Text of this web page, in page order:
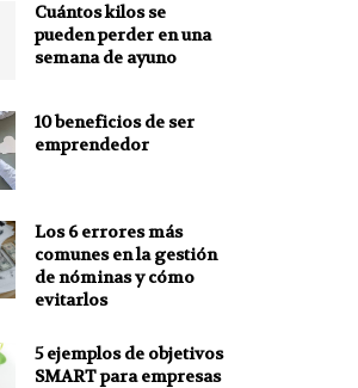
Cuántos kilos se
pueden perder en una
semana de ayuno
10 beneficios de ser
emprendedor
Los 6 errores más
comunes en la gestión
de nóminas y cómo
evitarlos
5 ejemplos de objetivos
SMART para empresas